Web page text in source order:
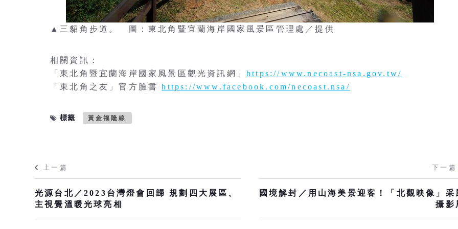
▲三貂角步道。 圖：東北角暨宜蘭海岸國家風景區管理處／提供
相關資訊：
「東北角暨宜蘭海岸國家風景區觀光資訊網」https://www.necoast-nsa.gov.tw/
「東北角之友」官方臉書https://www.facebook.com/necoast.nsa/
標籤 黃金福隆線
上一篇
光源台北／2023台灣燈會回歸 規劃四大展區、
主視覺溫暖光球亮相
下一篇
國境解封／用山海美景迎客！「北觀映像」采
攝影